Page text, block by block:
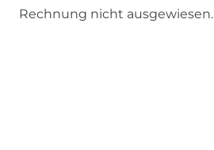
Rechnung nicht ausgewiesen.